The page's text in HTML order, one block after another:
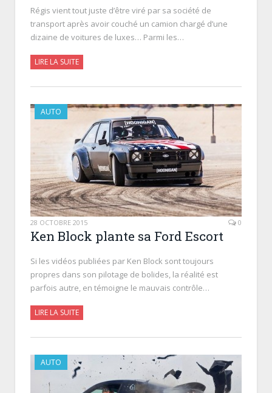
Régis vient tout juste d’être viré par sa société de
transport après avoir couché un camion chargé d’une
dizaine de voitures de luxes… Parmi les…
LIRE LA SUITE
AUTO
28 OCTOBRE 2015 0
Ken Block plante sa Ford Escort
Si les vidéos publiées par Ken Block sont toujours
propres dans son pilotage de bolides, la réalité est
parfois autre, en témoigne le mauvais contrôle…
LIRE LA SUITE
AUTO